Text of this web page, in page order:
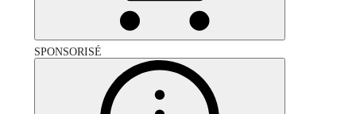
SPONSORISÉ